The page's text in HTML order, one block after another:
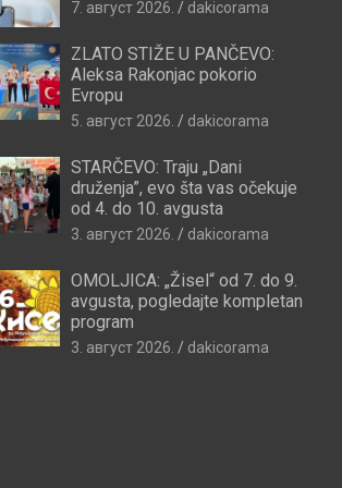
7. август 2026. dakicorama
ZLATO STIŽE U PANČEVO:
Aleksa Rakonjac pokorio
Evropu
5. август 2026. dakicorama
STARČEVO: Traju „Dani
druženja”, evo šta vas očekuje
od 4. do 10. avgusta
3. август 2026. dakicorama
OMOLJICA: „Žisel“ od 7. do 9.
avgusta, pogledajte kompletan
program
3. август 2026. dakicorama